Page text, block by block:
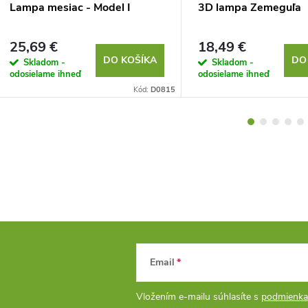
Lampa mesiac - Model I
25,69 €
Skladom -
odosielame ihneď
DO KOŠÍKA
Kód: D0815
3D lampa Zemeguľa
18,49 €
Skladom -
odosielame ihneď
Email
Vložením e-mailu súhlasíte s